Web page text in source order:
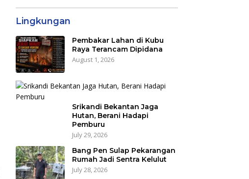
Lingkungan
Pembakar Lahan di Kubu
Raya Terancam Dipidana
August 1, 2026
Srikandi Bekantan Jaga
Hutan, Berani Hadapi
Pemburu
July 29, 2026
Bang Pen Sulap Pekarangan
Rumah Jadi Sentra Kelulut
July 28, 2026